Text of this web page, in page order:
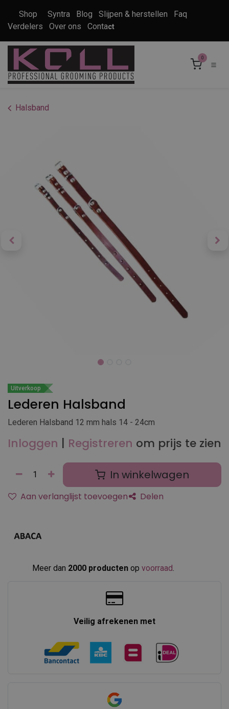
Shop Syntra Blog Slijpen & herstellen
Faq
Verdelers
Over ons Contact
0
Halsband
Uitverkoop
Lederen Halsband
Lederen Halsband 12 mm hals 14 - 24cm
Inloggen | Registreren om prijs te zien
In winkelwagen
Aan verlanglijst toevoegen Delen
Meer dan 2000 producten op voorraad
Veilig afrekenen met